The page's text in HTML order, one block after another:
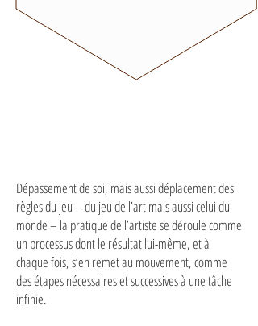
Dépassement de soi, mais aussi déplacement des
règles du jeu – du jeu de l’art mais aussi celui du
monde – la pratique de l’artiste se déroule comme
un processus dont le résultat lui-même, et à
chaque fois, s’en remet au mouvement, comme
des étapes nécessaires et successives à une tâche
infinie.